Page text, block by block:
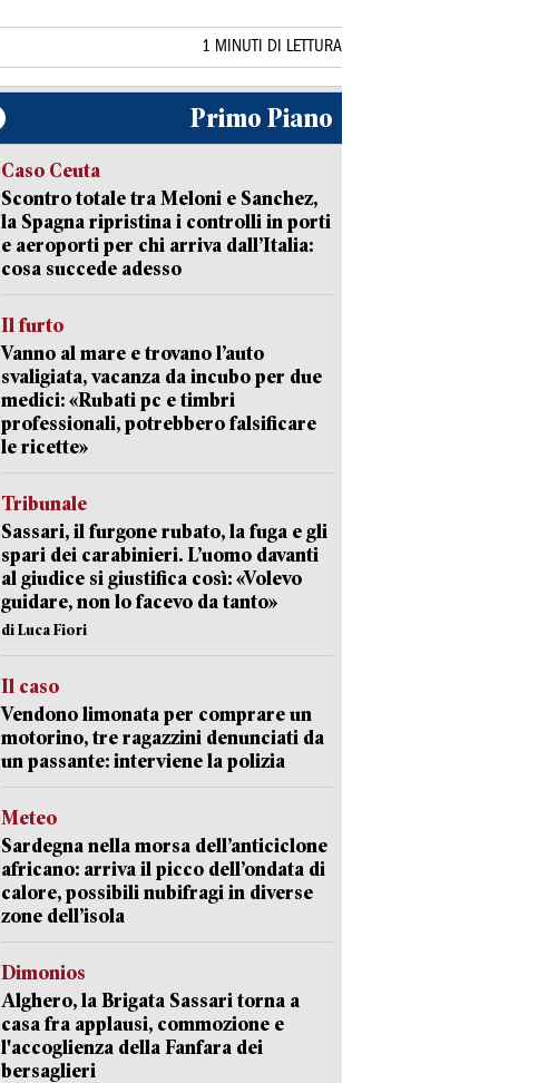
1 MINUTI DI LETTURA
Primo Piano
Caso Ceuta
Scontro totale tra Meloni e Sanchez,
la Spagna ripristina i controlli in porti
e aeroporti per chi arriva dall’Italia:
cosa succede adesso
Il furto
Vanno al mare e trovano l’auto
svaligiata, vacanza da incubo per due
medici: «Rubati pc e timbri
professionali, potrebbero falsificare
le ricette»
Tribunale
Sassari, il furgone rubato, la fuga e gli
spari dei carabinieri. L’uomo davanti
al giudice si giustifica così: «Volevo
guidare, non lo facevo da tanto»
di Luca Fiori
Il caso
Vendono limonata per comprare un
motorino, tre ragazzini denunciati da
un passante: interviene la polizia
Meteo
Sardegna nella morsa dell’anticiclone
africano: arriva il picco dell’ondata di
calore, possibili nubifragi in diverse
zone dell’isola
Dimonios
Alghero, la Brigata Sassari torna a
casa fra applausi, commozione e
l'accoglienza della Fanfara dei
bersaglieri